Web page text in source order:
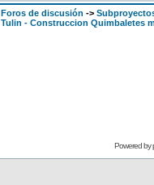
Foros de discusión ->
Tulin - Construccion Quimbaletes
Powered by